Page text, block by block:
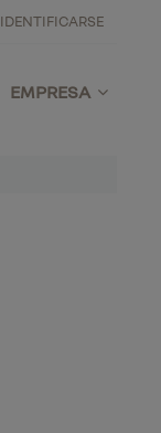
IDENTIFICARSE
EMPRESA